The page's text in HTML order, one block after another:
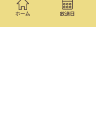
ホーム 放送日
バラエティ・音楽
スポーツ